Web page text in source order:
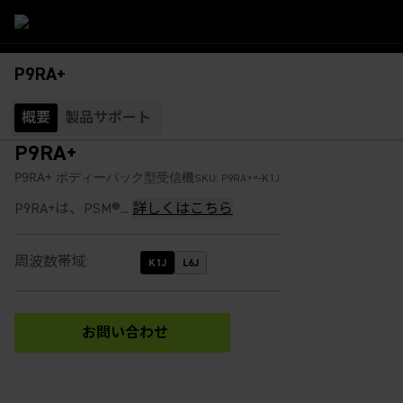
P9RA+
概要 製品サポート
P9RA+
P9RA+ ボディーパック型受信機SKU: P9RA+=-K1J
P9RA+は、PSM®... 詳しくはこちら
周波数帯域: K1J L6J
お問い合わせ
(Opens in a new tab)